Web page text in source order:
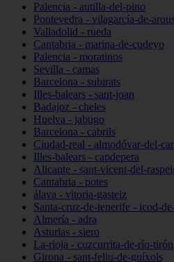
Palencia - autilla-del-pino
Pontevedra - vilagarcía-de-
Valladolid - rueda
Cantabria - marina-de-cudeyo
Palencia - moratinos
Sevilla - camas
Barcelona - subirats
Illes-balears - sant-joan
Badajoz - cheles
Huelva - jabugo
Barcelona - cabrils
Ciudad-real - almodóvar-del-
Illes-balears - capdepera
Alicante - sant-vicent-del-
Cantabria - potes
álava - vitoria-gasteiz
Santa-cruz-de-tenerife - icod-
Almería - adra
Asturias - siero
La-rioja - cuzcurrita-de-río-tirón
Girona - sant-feliu-de-guíxols